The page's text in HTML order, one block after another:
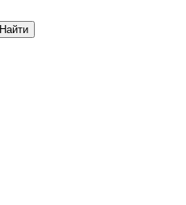
Найти